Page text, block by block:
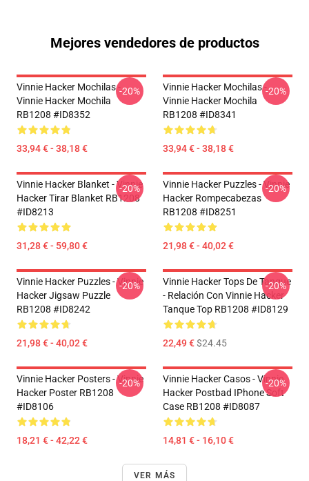
Mejores vendedores de productos
Vinnie Hacker Mochilas -
Vinnie Hacker Mochila
RB1208 #ID8352
33,94 € - 38,18 €
-20%
Vinnie Hacker Mochilas -
Vinnie Hacker Mochila
RB1208 #ID8341
33,94 € - 38,18 €
-20%
Vinnie Hacker Blanket - Vinnie
Hacker Tirar Blanket RB1208
#ID8213
31,28 € - 59,80 €
-20%
Vinnie Hacker Puzzles - Vinnie
Hacker Rompecabezas
RB1208 #ID8251
21,98 € - 40,02 €
-20%
Vinnie Hacker Puzzles - Vinnie
Hacker Jigsaw Puzzle
RB1208 #ID8242
21,98 € - 40,02 €
-20%
Vinnie Hacker Tops De Tanque
- Relación Con Vinnie Hacker
Tanque Top RB1208 #ID8129
22,49 €$24.45
-20%
Vinnie Hacker Posters - Vinnie
Hacker Poster RB1208
#ID8106
18,21 € - 42,22 €
-20%
Vinnie Hacker Casos - Vinnie
Hacker Postbad IPhone Soft
Case RB1208 #ID8087
14,81 € - 16,10 €
-20%
VER MÁS